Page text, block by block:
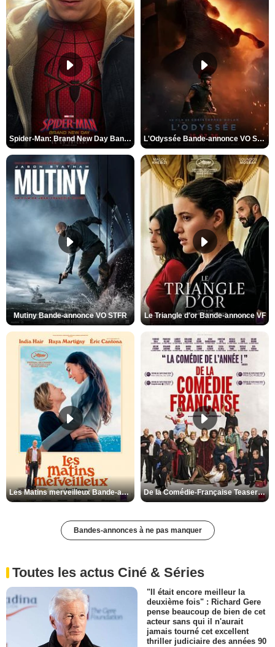
Spider-Man: Brand New Day Bande-annonce VO STFR L'Odyssée Bande-annonce VO STFR
Mutiny Bande-annonce VO STFR Le Triangle d'or Bande-annonce VF
Les Matins merveilleux Bande-annonce VF De la Comédie-Française Teaser VF
Bandes-annonces à ne pas manquer
Toutes les actus Ciné & Séries
"Il était encore meilleur la
deuxième fois" : Richard Gere
pense beaucoup de bien de cet
acteur sans qui il n'aurait
jamais tourné cet excellent
thriller judiciaire des années 90